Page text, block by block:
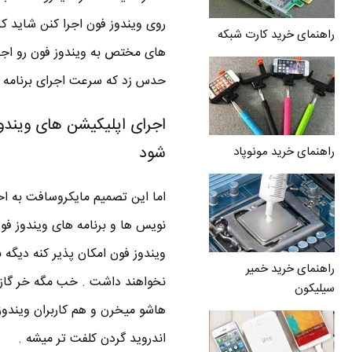
راهنمای خرید کارت شبکه
راهنمای خرید مونوپاد
راهنمای خرید خمیر
سیلیکون
روی ویندوز فون اجرا کنن شاید
های مختص به ویندوز فون رو
حدس زد که سرعت اجرای برنامه
اجرای اپلیکیشن های
شود
اما این تصمیم مایکروسافت به
نویس ها و برنامه های ویندوز
ویندوز فون امکان پذیر کنه
نخواهند داشت . خب مگه خر گازش
هاشو میخرن و هم کاربران
اندروید گردن کلفت تر میشه .